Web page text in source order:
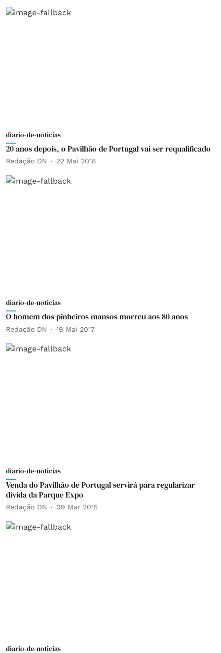
diario-de-noticias
20 anos depois, o Pavilhão de Portugal vai ser requalificado
Redação DN 22 Mai 2018
diario-de-noticias
O homem dos pinheiros mansos morreu aos 80 anos
Redação DN 19 Mai 2017
diario-de-noticias
Venda do Pavilhão de Portugal servirá para regularizar
dívida da Parque Expo
Redação DN 09 Mar 2015
diario-de-noticias